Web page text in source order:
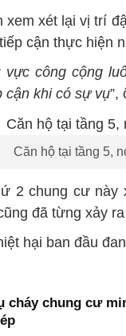
xem xét lại vị trí
cận thực hiện
công cộng
cận khi có sự vụ”,
Căn hộ tại tầng 5,
2 chung cư này
đã từng xảy
hại ban đầu
cháy chung cư